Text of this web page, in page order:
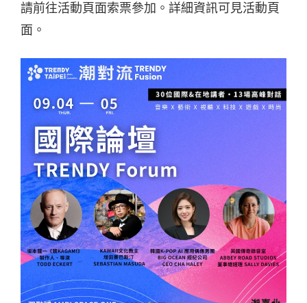
請前往活動頁面索票參加。詳細資訊可見活動頁
面。